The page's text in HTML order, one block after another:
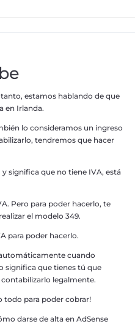
estamos hablando de que
en Irlanda.
lo consideramos un ingreso
tendremos que hacer
significa que no tiene IVA, está
Pero para poder hacerlo, te
el modelo 349.
para poder hacerlo.
cuando
significa que tienes tú que
legalmente.
todo para poder cobrar!
darse de alta en AdSense